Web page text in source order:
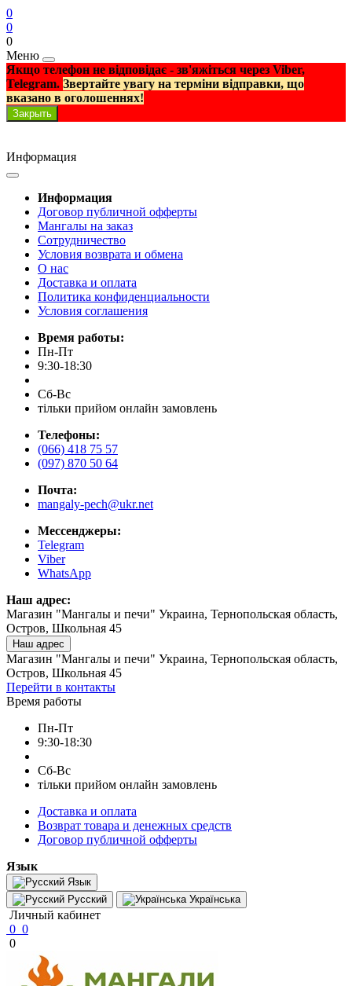
0
0
0
Меню
Якщо телефон не відповідає - зв'яжіться через Viber,
Telegram. Звертайте увагу на терміни відправки, що
вказано в оголошеннях!
Закрыть
Информация
Информация
Договор публичной офферты
Мангалы на заказ
Сотрудничество
Условия возврата и обмена
О нас
Доставка и оплата
Политика конфиденциальности
Условия соглашения
Время работы:
Пн-Пт
9:30-18:30
Сб-Вс
тільки прийом онлайн замовлень
Телефоны:
(066) 418 75 57
(097) 870 50 64
Почта:
mangaly-pech@ukr.net
Мессенджеры:
Telegram
Viber
WhatsApp
Наш адрес:
Магазин "Мангалы и печи" Украина, Тернопольская область,
Остров, Школьная 45
Наш адрес
Магазин "Мангалы и печи" Украина, Тернопольская область,
Остров, Школьная 45
Перейти в контакты
Время работы
Пн-Пт
9:30-18:30
Сб-Вс
тільки прийом онлайн замовлень
Доставка и оплата
Возврат товара и денежных средств
Договор публичной офферты
Язык
Язык
Русский
Українська
Личный кабинет
0 0
0